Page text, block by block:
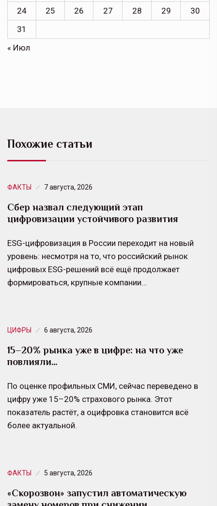
24
25 26 27 28 29
30
31
« Июл
Похожие статьи
ФАКТЫ 7 августа, 2026
Сбер назвал следующий этап
цифровизации устойчивого развития
ESG-цифровизация в России переходит на новый
уровень: несмотря на то, что российский рынок
цифровых ESG-решений всё ещё продолжает
формироваться, крупные компании…
ЦИФРЫ 6 августа, 2026
15–20% рынка уже в цифре: на что уже
повлияли…
По оценке профильных СМИ, сейчас переведено в
цифру уже 15–20% страхового рынка. Этот
показатель растёт, а оцифровка становится всё
более актуальной.
ФАКТЫ 5 августа, 2026
«Скорозвон» запустил автоматическую